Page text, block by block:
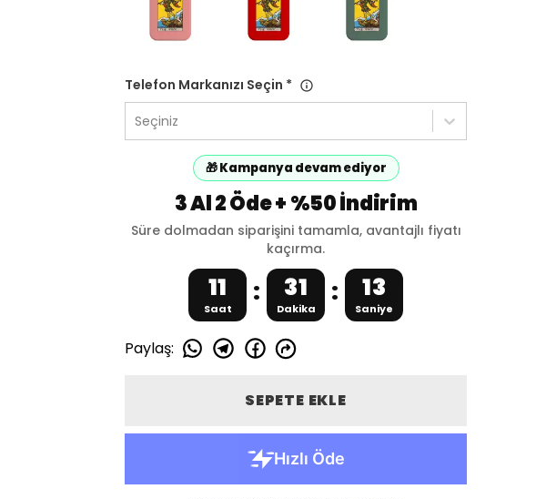
Telefon Markanızı Seçin *
Seçiniz
🎁 Kampanya devam ediyor
3 Al 2 Öde + %50 İndirim
Süre dolmadan siparişini tamamla, avantajlı fiyatı
kaçırma.
11
Saat
: 31
Dakika
: 12
Saniye
Paylaş:
SEPETE EKLE